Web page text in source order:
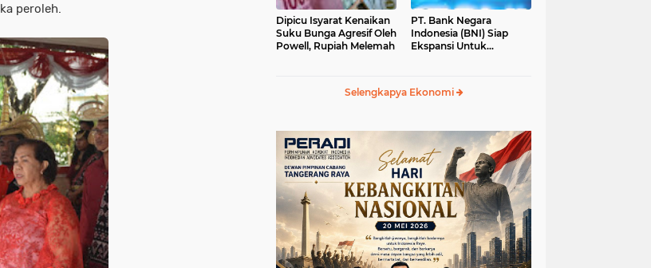
peroleh.
Dipicu Isyarat Kenaikan
Suku Bunga Agresif Oleh
Powell, Rupiah Melemah
PT. Bank Negara
Indonesia (BNI) Siap
Ekspansi Untuk
Selengkapya Ekonomi